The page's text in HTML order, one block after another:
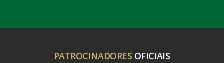
PATROCINADORES OFICIAIS